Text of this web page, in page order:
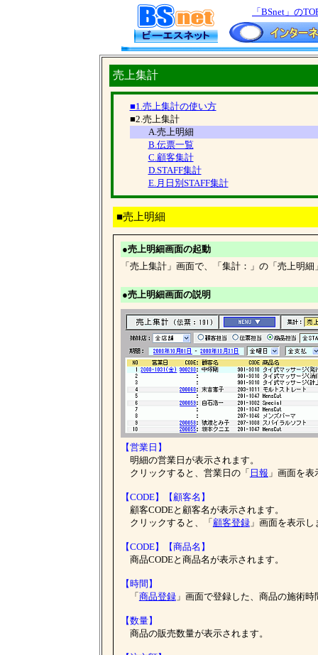
「BSnet」の
売上集計
■1.売上集計の使い方
■2.売上集計
A.売上明細
B.伝票一覧
C.顧客集計
D.STAFF集計
E.月日別STAFF集計
■売上明細
●売上明細画面の起動
「売上集計」画面で、「集計：」の「売上明
●売上明細画面の説明
【営業日】
明細の営業日が表示されます。
クリックすると、営業日の「 日報 」画面を
【CODE】【顧客名】
顧客CODEと顧客名が表示されます。
クリックすると、「 顧客登録」画面を表示し
【CODE】【商品名】
商品CODEと商品名が表示されます。
【時間】
「 商品登録」画面で登録した、商品の施術時
【数量】
商品の販売数量が表示されます。